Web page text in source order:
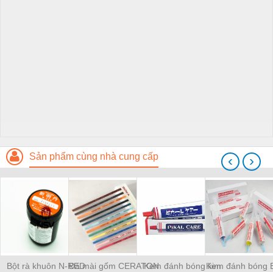
Sản phẩm cùng nhà cung cấp
Bột rà khuôn N-REDĐá mài gốm CERATONKem đánh bóng kimKem đánh bóng
‹ ›